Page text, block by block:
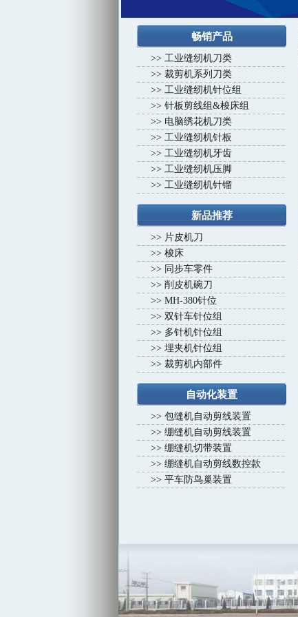
畅销产品
>> 工业缝纫机刀类
>> 裁剪机系列刀类
>> 工业缝纫机针位组
>> 针板剪线组&梭床组
>> 电脑绣花机刀类
>> 工业缝纫机针板
>> 工业缝纫机牙齿
>> 工业缝纫机压脚
>> 工业缝纫机针镏
新品推荐
>> 片皮机刀
>> 梭床
>> 同步车零件
>> 削皮机碗刀
>> MH-380针位
>> 双针车针位组
>> 多针机针位组
>> 埋夹机针位组
>> 裁剪机内部件
自动化装置
>> 包缝机自动剪线装置
>> 绷缝机自动剪线装置
>> 绷缝机切带装置
>> 绷缝机自动剪线数控款
>> 平车防鸟巢装置